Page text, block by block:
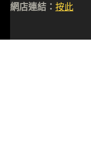
網店連結： 按此